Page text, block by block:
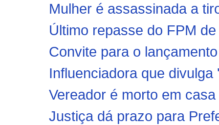
Mulher é assassinada a
Último repasse do FPM
Convite para o
Influenciadora que
Vereador é morto em
Justiça dá prazo para